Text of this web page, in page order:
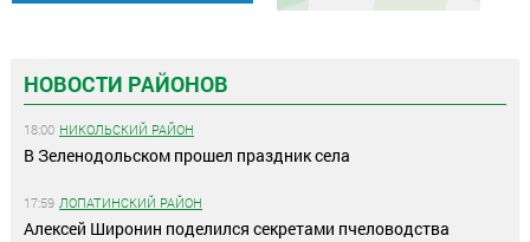
НОВОСТИ РАЙОНОВ
18:00 НИКОЛЬСКИЙ РАЙОН
В Зеленодольском прошел праздник села
17:59 ЛОПАТИНСКИЙ РАЙОН
Алексей Широнин поделился секретами пчеловодства